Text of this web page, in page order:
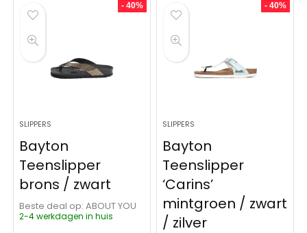
- 40%
SLIPPERS
Bayton
Teenslipper
brons / zwart
Beste deal op:
ABOUT YOU
2-4 werkdagen in huis
- 40%
SLIPPERS
Bayton
Teenslipper
‘Carins’
mintgroen / zwart
/ zilver